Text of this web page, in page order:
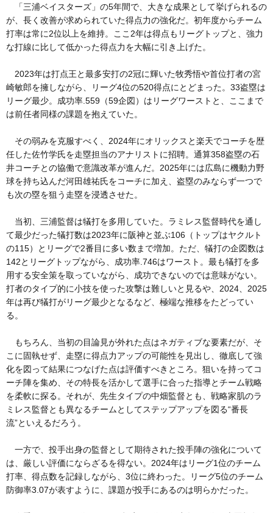
「三浦ベイスターズ」の5年間で、大きな成果として挙げられるの
が、長く改善が求められていた得点力の強化だ。初年度からチーム
打率は常に2位以上を維持。ここ2年は得点もリーグトップと、強力
な打線に比して低かった得点力を大幅に引き上げた。
2023年は打点王と最多安打の2冠に輝いた牧秀悟や首位打者の宮
崎敏郎を擁しながら、リーグ4位の520得点にとどまった。33盗塁は
リーグ最少。成功率.559（59企図）はリーグワーストと、ここまで
は前任者同様の課題を抱えていた。
その弱みを克服すべく、2024年にオリックスと楽天でコーチを歴
任した佐竹学氏を走塁担当のアナリストに招聘。通算358盗塁の石
井コーチとの協働で意識改革が進んだ。2025年には広島に機動力野
球を持ち込んだ河田雄祐氏をコーチに加え、盗塁のみならず一つで
も次の塁を狙う走塁を浸透させた。
当初、三浦監督は犠打を多用していた。ラミレス監督時代を通し
て最少だった犠打数は2023年に阪神と並ぶ106（トップはヤクルト
の115）とリーグで2番目に多い数まで増加。ただ、犠打の企図数は
142とリーグトップながら、成功率.746はワースト。最も犠打を多
用する安全策を取っていながら、成功できないのでは意味がない。
打者のタイプ的に小技を使った攻撃は難しいと見るや、2024、2025
年は再び犠打がリーグ最少となるなど、極端な推移をたどってい
る。
もちろん、当初の目論見が外れた点はネガティブな要素だが、そ
こに固執せず、走塁に得点力アップの可能性を見出し、徹底して強
化を図って結果につなげた点は評価すべきところ。狙いを持ってコ
ーチ陣を集め、その特長を活かして選手に合った指導とチーム戦略
を柔軟に探る。それが、先生タイプの中畑監督とも、戦略家肌のラ
ミレス監督とも異なるチームとしてステップアップを図る“番長
流”といえるだろう。
一方で、投手出身の監督として期待された投手陣の強化について
は、厳しい評価にならざるを得ない。2024年はリーグ1位のチーム
打率、得点数を記録しながら、3位に終わった。リーグ5位のチーム
防御率3.07が表すように、課題が投手にあるのは明らかだった。